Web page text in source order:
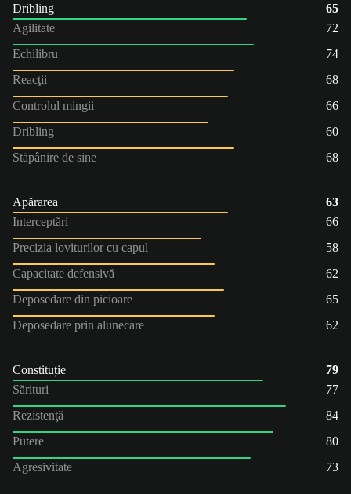
Dribling
65
Agilitate
72
Echilibru
74
Reacţii
68
Controlul mingii
66
Dribling
60
Stăpânire de sine
68
Apărarea
63
Interceptări
66
Precizia loviturilor cu capul
58
Capacitate defensivă
62
Deposedare din picioare
65
Deposedare prin alunecare
62
Constituție
79
Sărituri
77
Rezistenţă
84
Putere
80
Agresivitate
73